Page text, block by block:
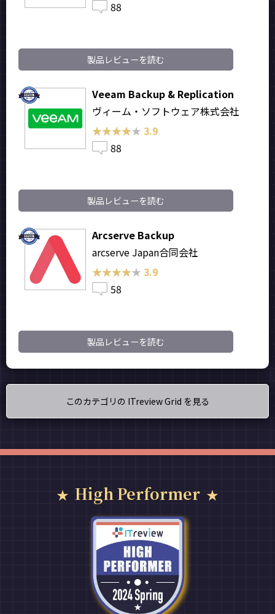
88
製品レビューを読む
Veeam Backup & Replication
ヴィーム・ソフトウェア株式会社
★★★★★
★★★★★ 3.9
88
製品レビューを読む
Arcserve Backup
arcserve Japan合同会社
★★★★★
★★★★★ 3.9
58
製品レビューを読む
このカテゴリの ITreview Grid を見る
High Performer